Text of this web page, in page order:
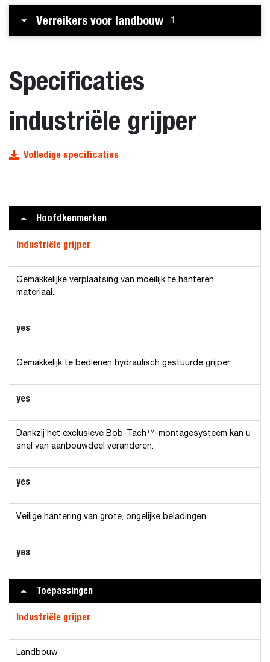
Verreikers voor landbouw 1
Specificaties
industriële grijper
Volledige specificaties
Hoofdkenmerken
Industriële grijper
Gemakkelijke verplaatsing van moeilijk te hanteren
materiaal.
yes
Gemakkelijk te bedienen hydraulisch gestuurde grijper.
yes
Dankzij het exclusieve Bob-Tach™-montagesysteem kan u
snel van aanbouwdeel veranderen.
yes
Veilige hantering van grote, ongelijke beladingen.
yes
Toepassingen
Industriële grijper
Landbouw